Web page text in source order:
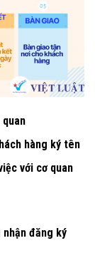
hàng ký tên
với cơ quan
đăng ký